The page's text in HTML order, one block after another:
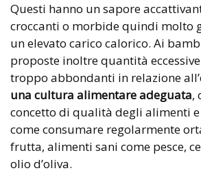
Questi hanno un sapore
croccanti o morbide quindi molto
un elevato carico calorico. Ai
proposte inoltre quantità
troppo abbondanti in relazione
una cultura alimentare adeguata,
concetto di qualità degli alimenti
come consumare regolarmente
frutta, alimenti sani come pesce,
olio d’oliva.